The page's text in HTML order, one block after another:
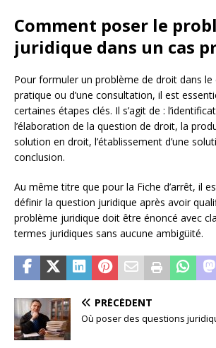
Comment poser le
juridique dans un cas
Pour formuler un problème de droit dans le
pratique ou d’une consultation, il est
certaines étapes clés. Il s’agit de :
l’élaboration de la question de droit, la
solution en droit, l’établissement d’une
conclusion.
Au même titre que pour la Fiche d’arrêt, il
définir la question juridique après avoir
problème juridique doit être énoncé avec
termes juridiques sans aucune ambigüité.
PRÉCÉDENT
Où poser des questions